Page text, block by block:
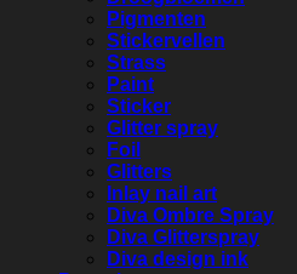
Pigmenten
Stickervellen
Strass
Paint
Sticker
Glitter spray
Foil
Glitters
Inlay nail art
Diva Ombre Spray
Diva Glitterspray
Diva design ink